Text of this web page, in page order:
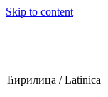
Skip to content
Ћирилица /Latinica